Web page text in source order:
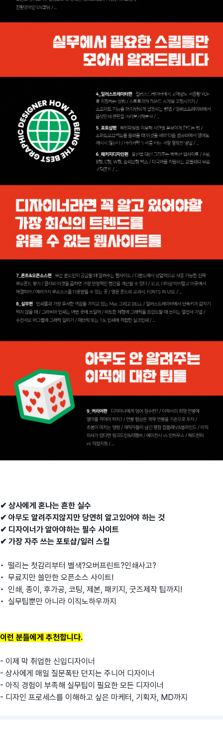
✔︎ 상사에게 혼나는 흔한 실수
✔︎ 아무도 알려주지않지만 당연히 알고있어야 하는 것
✔︎ 디자이너가 알아야하는 필수 사이트
✔︎ 가장 자주 쓰는 포토샵/일러 스킬
• 떨리는 첫감리부터 별색?오버프린트?인쇄사고?
• 무료지만 쓸만한 오픈소스 사이트!
• 인쇄, 종이, 후가공, 코팅, 제본, 패키지, 굿즈제작 팁까지!
• 실무팁뿐만 아니라 이직노하우까지
이런 분들에게 추천합니다.
- 이제 막 취업한 신입디자이너
- 상사에게 매일 질문폭탄 던지는 주니어 디자이너
- 아직 경험이 부족해 실무팁이 필요한 모든 디자이너
- 디자인 프로세스를 이해하고 싶은 마케터, 기획자, MD까지